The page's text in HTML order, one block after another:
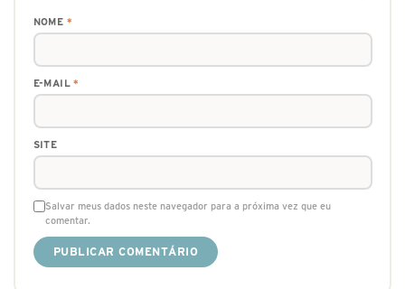
NOME *
E-MAIL*
SITE
Salvar meus dados neste navegador para a próxima vez que eu
comentar.